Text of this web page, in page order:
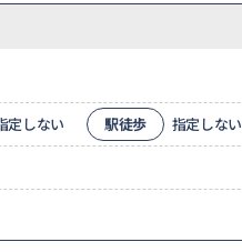
定しない 駅徒歩 指定しない